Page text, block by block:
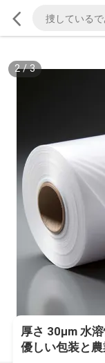
2/3
厚さ 30μm 水
優しい包装と農